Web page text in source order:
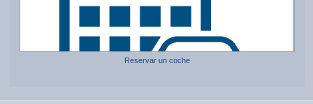
Reservar un coche